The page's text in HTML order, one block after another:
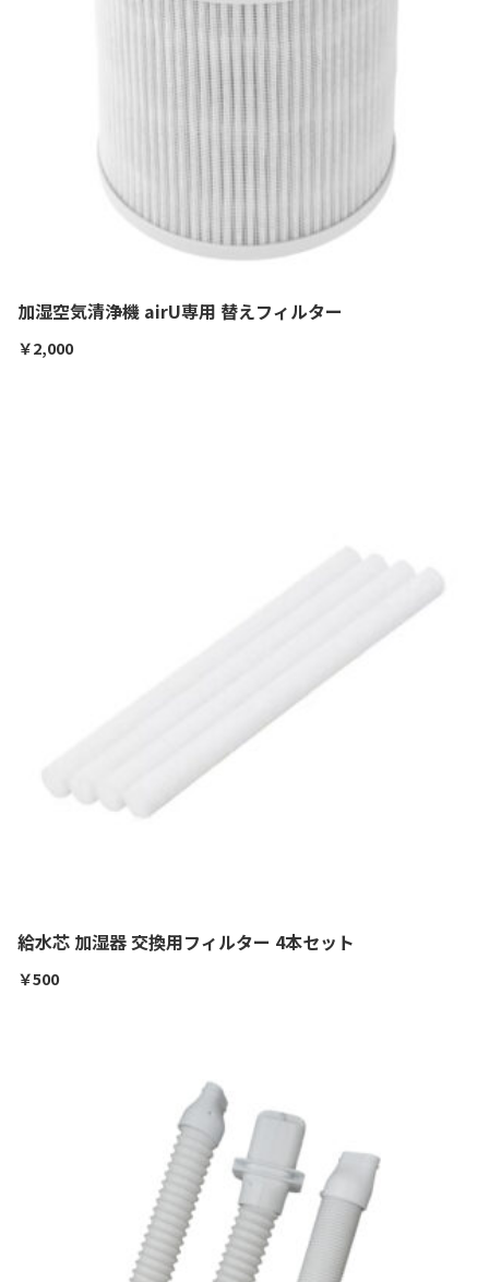
加湿空気清浄機 airU専用 替えフィルター
￥2,000
給水芯 加湿器 交換用フィルター 4本セット
￥500